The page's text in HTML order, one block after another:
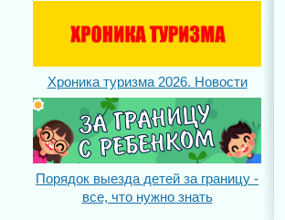
Хроника туризма 2026. Новости
Порядок выезда детей за границу -
все, что нужно знать